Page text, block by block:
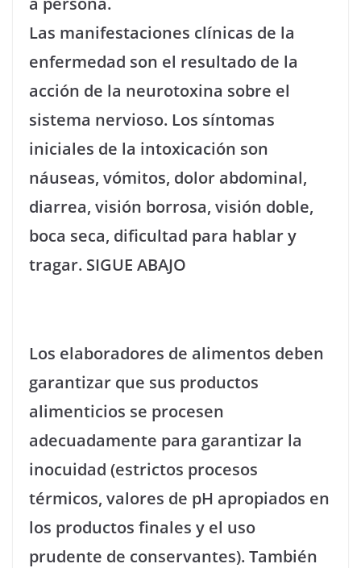
Las manifestaciones clínicas de la
enfermedad son el resultado de la
acción de la neurotoxina sobre el
sistema nervioso. Los síntomas
iniciales de la intoxicación son
náuseas, vómitos, dolor abdominal,
diarrea, visión borrosa, visión doble,
boca seca, dificultad para hablar y
tragar. SIGUE ABAJO
Los elaboradores de alimentos deben
garantizar que sus productos
alimenticios se procesen
adecuadamente para garantizar la
inocuidad (estrictos procesos
térmicos, valores de pH apropiados en
los productos finales y el uso
prudente de conservantes). También